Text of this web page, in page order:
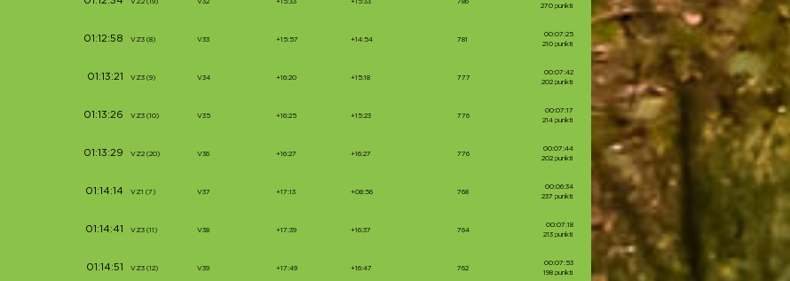
VZ2 (19) V32 +15:33 +15:33 786
270 punkti
01:12:58 VZ3 (8) V33 +15:57 +14:54 781
00:07:25
210 punkti
01:13:21 VZ3 (9) V34 +16:20 +15:18 777
00:07:42
202 punkti
01:13:26 VZ3 (10) V35 +16:25 +15:23 776
00:07:17
214 punkti
01:13:29 VZ2 (20) V36 +16:27 +16:27 776
00:07:44
202 punkti
01:14:14 VZ1 (7) V37 +17:13 +08:56 768
00:06:34
237 punkti
01:14:41 VZ3 (11) V38 +17:39 +16:37 764
00:07:18
213 punkti
01:14:51 VZ3 (12) V39 +17:49 +16:47 762
00:07:53
198 punkti